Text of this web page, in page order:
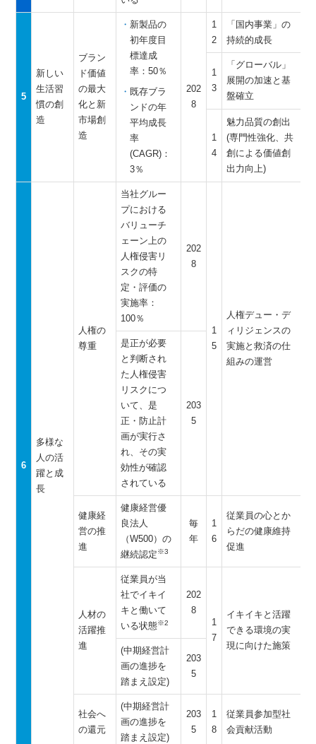
5
新しい
生活習
慣の創
造
ブラン
ド価値
の最大
化と新
市場創
造
新製品の
初年度目
標達成
率：50％
既存ブラ
ンドの年
平均成長
率
(CAGR)：
3％
202
8
1
2
「国内事業」の
持続的成長
1
3
「グローバル」
展開の加速と基
盤確立
1
4
魅力品質の創出
(専門性強化、共
創による価値創
出力向上)
6
多様な
人の活
躍と成
長
人権の
尊重
当社グルー
プにおける
バリューチ
ェーン上の
人権侵害リ
スクの特
定・評価の
実施率：
100％
202
8
1
5
人権デュー・デ
ィリジェンスの
実施と救済の仕
組みの運営
是正が必要
と判断され
た人権侵害
リスクにつ
いて、是
正・防止計
画が実行さ
れ、その実
効性が確認
されている
203
5
健康経
営の推
進
健康経営優
良法人
（W500）の
継続認定※3
毎
年
1
6
従業員の心とか
らだの健康維持
促進
人材の
活躍推
進
従業員が当
社でイキイ
キと働いて
いる状態※2
202
8
1
7
イキイキと活躍
できる環境の実
現に向けた施策
(中期経営計
画の進捗を
踏まえ設定)
203
5
社会へ
の還元
(中期経営計
画の進捗を
踏まえ設定)
203
5
1
8
従業員参加型社
会貢献活動